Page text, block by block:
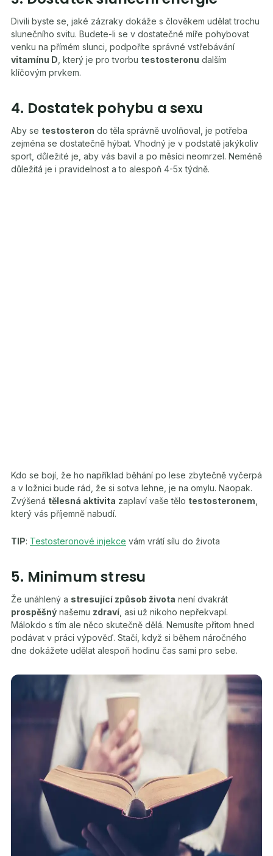
Divili byste se, jaké zázraky dokáže s člověkem udělat trochu
slunečního svitu. Budete-li se v dostatečné míře pohybovat
venku na přímém slunci, podpoříte správné vstřebávání
vitamínu D , který je pro tvorbu testosteronu dalším
klíčovým prvkem.
4. Dostatek pohybu a sexu
Aby se testosteron do těla správně uvolňoval, je potřeba
zejména se dostatečně hýbat. Vhodný je v podstatě jakýkoliv
sport, důležité je, aby vás bavil a po měsíci neomrzel. Neméně
důležitá je i pravidelnost a to alespoň 4-5x týdně.
Kdo se bojí, že ho například běhání po lese zbytečně vyčerpá
a v ložnici bude rád, že si sotva lehne, je na omylu. Naopak.
Zvýšená tělesná aktivita zaplaví vaše tělo testosteronem
který vás příjemně nabudí.
TIP: Testosteronové injekce vám vrátí sílu do života
5. Minimum stresu
Že unáhlený a stresující způsob života není dvakrát
prospěšný našemu zdraví , asi už nikoho nepřekvapí.
Málokdo s tím ale něco skutečně dělá. Nemusíte přitom hned
podávat v práci výpověď. Stačí, když si během náročného
dne dokážete udělat alespoň hodinu čas sami pro sebe.